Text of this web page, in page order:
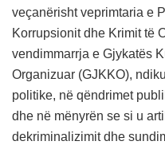
veçanërisht veprimtaria e
Korrupsionit dhe Krimit të
vendimmarrja e Gjykatës
Organizuar (GJKKO),
politike, në qëndrimet
dhe në mënyrën se si u
dekriminalizimit dhe